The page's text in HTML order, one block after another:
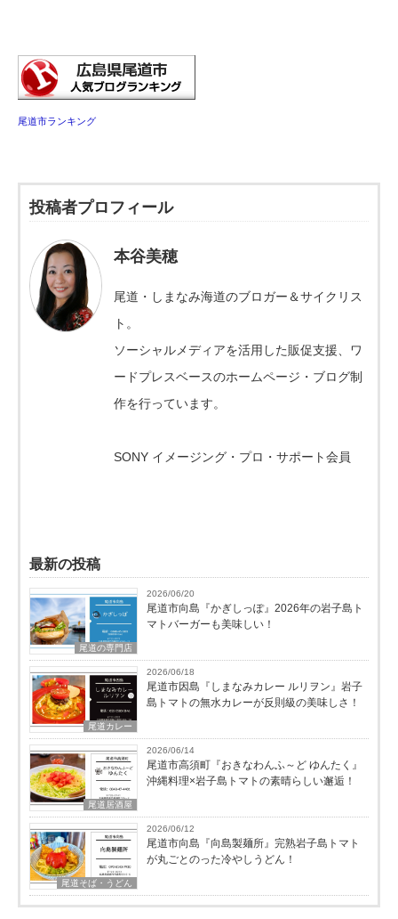
尾道市ランキング
投稿者プロフィール
本谷美穂
尾道・しまなみ海道のブロガー＆サイクリス
ト。
ソーシャルメディアを活用した販促支援、ワ
ードプレスベースのホームページ・ブログ制
作を行っています。
SONY イメージング・プロ・サポート会員
最新の投稿
尾道の専門店
2026/06/20
尾道市向島『かぎしっぽ』2026年の岩子島ト
マトバーガーも美味しい！
尾道カレー
2026/06/18
尾道市因島『しまなみカレー ルリヲン』岩子
島トマトの無水カレーが反則級の美味しさ！
尾道居酒屋
2026/06/14
尾道市高須町『おきなわんふ～ど ゆんたく』
沖縄料理×岩子島トマトの素晴らしい邂逅！
尾道そば・うどん
2026/06/12
尾道市向島『向島製麺所』完熟岩子島トマト
が丸ごとのった冷やしうどん！